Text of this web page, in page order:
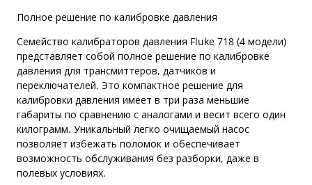
Полное решение по калибровке давления
Семейство калибраторов давления Fluke 718 (4 модели)
представляет собой полное решение по калибровке
давления для трансмиттеров, датчиков и
переключателей. Это компактное решение для
калибровки давления имеет в три раза меньшие
габариты по сравнению с аналогами и весит всего один
килограмм. Уникальный легко очищаемый насос
позволяет избежать поломок и обеспечивает
возможность обслуживания без разборки, даже в
полевых условиях.